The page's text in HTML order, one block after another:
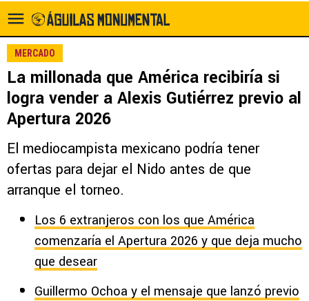
MERCADO
La millonada que América recibiría si
logra vender a Alexis Gutiérrez previo al
Apertura 2026
El mediocampista mexicano podría tener
ofertas para dejar el Nido antes de que
arranque el torneo.
Los 6 extranjeros con los que América
comenzaría el Apertura 2026 y que deja mucho
que desear
Guillermo Ochoa y el mensaje que lanzó previo